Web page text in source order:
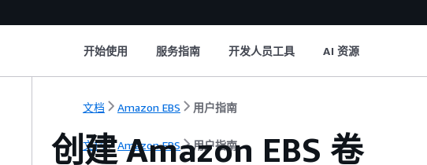
开始使用 服务指南 开发人员工具 AI 资源
文档 Amazon EBS 用户指南
文档 Amazon EBS 用户指南
创建 Amazon EBS 卷